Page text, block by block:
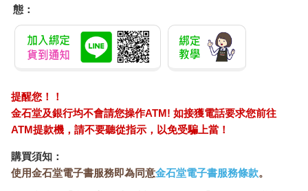
態：
提醒您！！
金石堂及銀行均不會請您操作ATM! 如接獲電話要求您前往
ATM提款機，請不要聽從指示，以免受騙上當！
購買須知：
使用金石堂電子書服務即為同意金石堂電子書服務條款。